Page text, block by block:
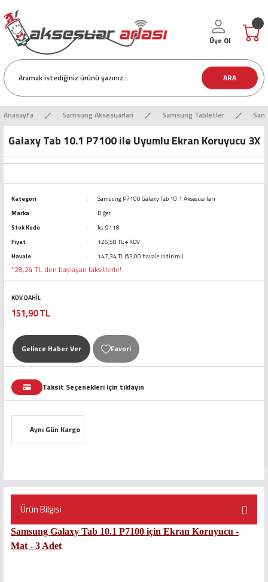
ARA
Üye Ol
Anasayfa Samsung Aksesuarları Samsung Tabletler
Galaxy Tab 10.1 P7100 ile Uyumlu Ekran Koruyucu 3X
Kategori
Samsung P7100 Galaxy Tab 10.1 Aksesuarları
Marka
Diğer
Stok Kodu
ks-9118
Fiyat
126,58 TL + KDV
Havale
147,34 TL (%3,00 havale indirimi)
*28,24 TL den başlayan taksitlerle!
KDV DAHİL
151,90 TL
Gelince Haber Ver
Taksit Seçenekleri için tıklayın
Aynı Gün Kargo
Ürün Bilgisi
Samsung Galaxy Tab 10.1 P7100 için Ekran Koruyucu -
Mat - 3 Adet